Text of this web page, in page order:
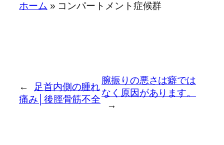
近藤祐司
シューレース
「シュ…
ホーム » コンパートメント症候群
←
足首内側の腫れ
痛み│後脛骨筋不全
腕振りの悪さは癖では
なく原因があります。
→